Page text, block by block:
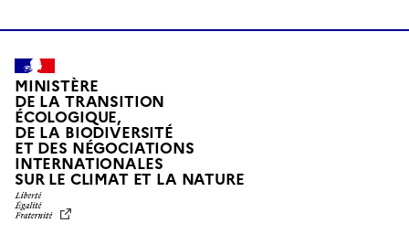
MINISTÈRE
DE LA TRANSITION
ÉCOLOGIQUE,
DE LA BIODIVERSITÉ
ET DES NÉGOCIATIONS
INTERNATIONALES
SUR LE CLIMAT ET LA NATUREL